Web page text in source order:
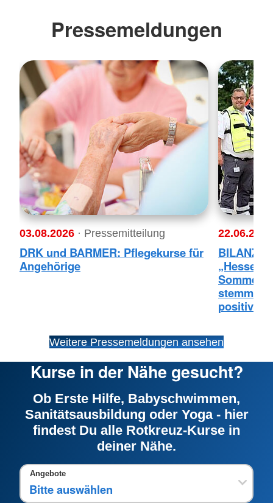
Pressemeldungen
03.08.2026 · Pressemitteilung
DRK und BARMER: Pflegekurse für
Angehörige
BILANZ
stemmt
positive
Weitere Pressemeldungen ansehen
Kurse in der Nähe gesucht?
Ob Erste Hilfe, Babyschwimmen,
Sanitätsausbildung oder Yoga - hier
findest Du alle Rotkreuz-Kurse in
deiner Nähe.
Angebote